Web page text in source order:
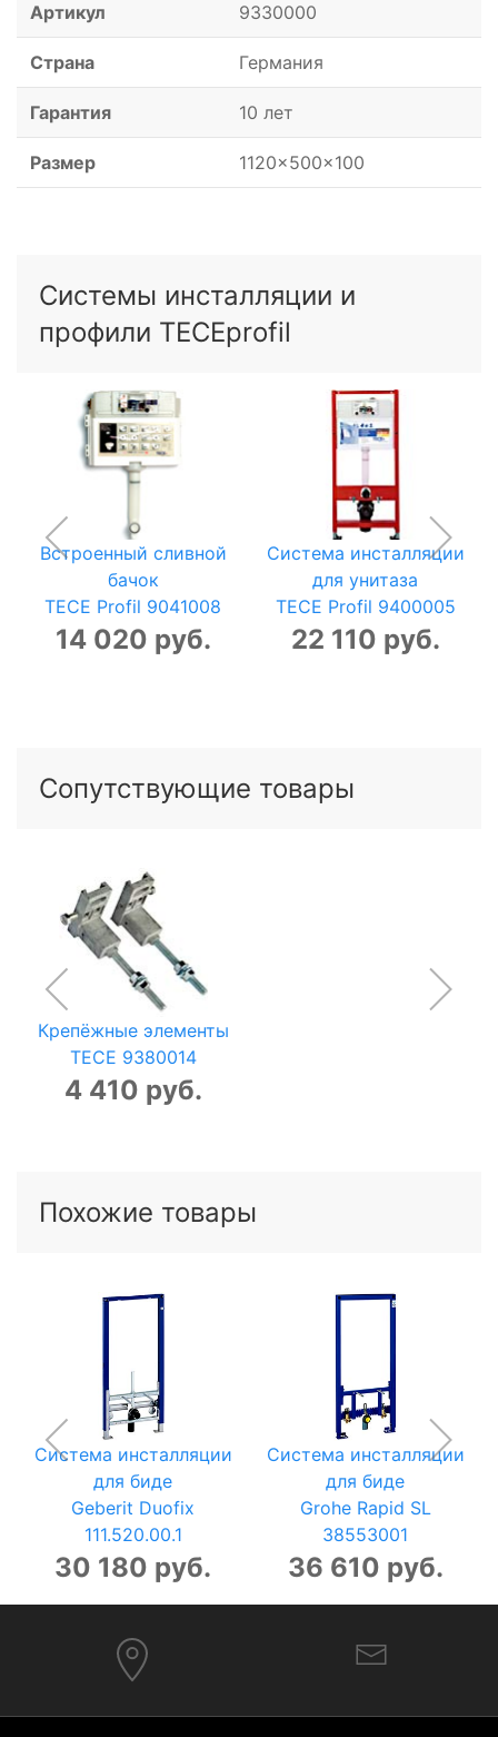
Артикул 9330000
Страна Германия
Гарантия 10 лет
Размер 1120x500x100
Системы инсталляции и
профили TECEprofil
Встроенный сливной
бачок
TECE Profil 9041008
14 020 руб.
Система инсталляции
для унитаза
TECE Profil 9400005
22 110 руб.
Сопутствующие товары
Крепёжные элементы
TECE 9380014
4 410 руб.
Похожие товары
Система инсталляции
для биде
Geberit Duofix
111.520.00.1
30 180 руб.
Система инсталляции
для биде
Grohe Rapid SL
38553001
36 610 руб.